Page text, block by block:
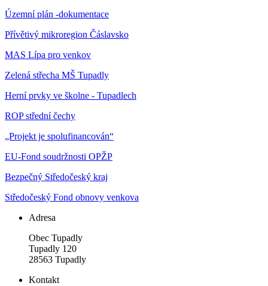
Územní plán -dokumentace
Přívětivý mikroregion Čáslavsko
MAS Lípa pro venkov
Zelená střecha MŠ Tupadly
Herní prvky ve školne - Tupadlech
ROP střední čechy
„Projekt je spolufinancován“
EU-Fond soudržnosti OPŽP
Bezpečný Středočeský kraj
Středočeský Fond obnovy venkova
Adresa
Obec Tupadly
Tupadly 120
28563 Tupadly
Kontakt